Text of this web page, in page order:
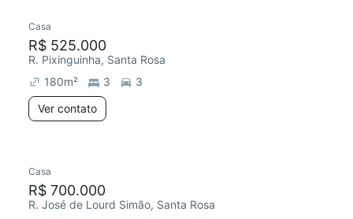
Casa
R$ 525.000
R. Pixinguinha, Santa Rosa
180m² 3
3
Ver contato
Casa
R$ 700.000
R. José de Lourd Simão, Santa Rosa